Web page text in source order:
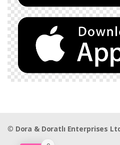
© Dora & Doratlı Enterprises